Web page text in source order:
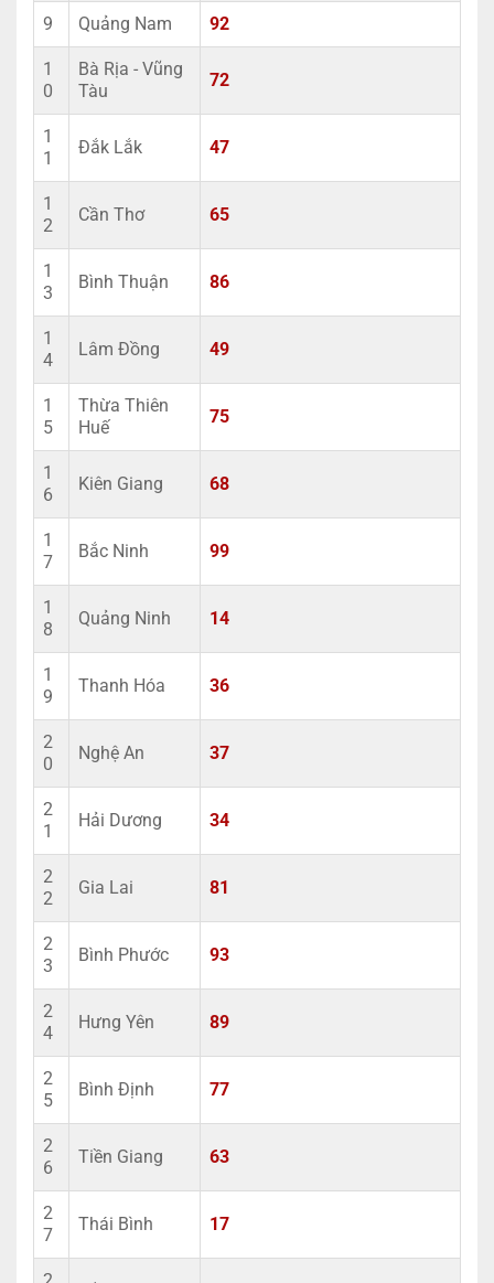
9 Quảng Nam 92
1
0
Bà Rịa - Vũng
Tàu
72
1
1
Đắk Lắk 47
1
2
Cần Thơ 65
1
3
Bình Thuận 86
1
4
Lâm Đồng 49
1
5
Thừa Thiên
Huế
75
1
6
Kiên Giang 68
1
7
Bắc Ninh 99
1
8
Quảng Ninh 14
1
9
Thanh Hóa 36
2
0
Nghệ An 37
2
1
Hải Dương 34
2
2
Gia Lai 81
2
3
Bình Phước 93
2
4
Hưng Yên 89
2
5
Bình Định 77
2
6
Tiền Giang 63
2
7
Thái Bình 17